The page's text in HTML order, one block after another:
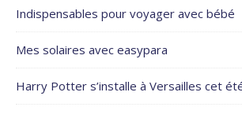
Indispensables pour voyager avec bébé
Mes solaires avec easypara
Harry Potter s’installe à Versailles cet